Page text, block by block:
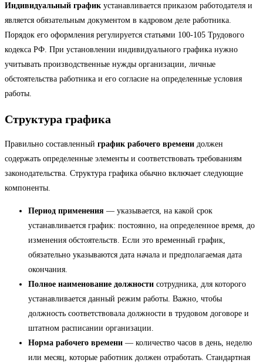
Индивидуальный график устанавливается приказом работодателя и
является обязательным документом в кадровом деле работника.
Порядок его оформления регулируется статьями 100-105 Трудового
кодекса РФ. При установлении индивидуального графика нужно
учитывать производственные нужды организации, личные
обстоятельства работника и его согласие на определенные условия
работы.
Структура графика
Правильно составленный график рабочего времени должен
содержать определенные элементы и соответствовать требованиям
законодательства. Структура графика обычно включает следующие
компоненты.
Период применения — указывается, на какой срок
устанавливается график: постоянно, на определенное время, до
изменения обстоятельств. Если это временный график,
обязательно указываются дата начала и предполагаемая дата
окончания.
Полное наименование должности сотрудника, для которого
устанавливается данный режим работы. Важно, чтобы
должность соответствовала должности в трудовом договоре и
штатном расписании организации.
Норма рабочего времени — количество часов в день, неделю
или месяц, которые работник должен отработать. Стандартная